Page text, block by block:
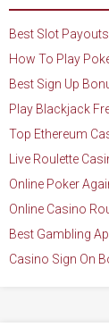
Best Slot Payouts
How To Play
Best Sign Up
Play Blackjack
Top Ethereum
Live Roulette
Online Poker
Online Casino
Best Gambling
Casino Sign On